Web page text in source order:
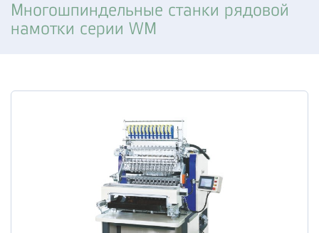
Многошпиндельные станки рядовой
намотки серии WM